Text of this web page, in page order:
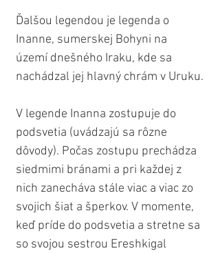
Ďalšou legendou je legenda o
Inanne, sumerskej Bohyni na
území dnešného Iraku, kde sa
nachádzal jej hlavný chrám v Uruku.
V legende Inanna zostupuje do
podsvetia (uvádzajú sa rôzne
dôvody). Počas zostupu prechádza
siedmimi bránami a pri každej z
nich zanecháva stále viac a viac zo
svojich šiat a šperkov. V momente,
keď príde do podsvetia a stretne sa
so svojou sestrou Ereshkigal